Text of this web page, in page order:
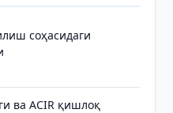
соҳасидаги
ва ACIR қишлоқ